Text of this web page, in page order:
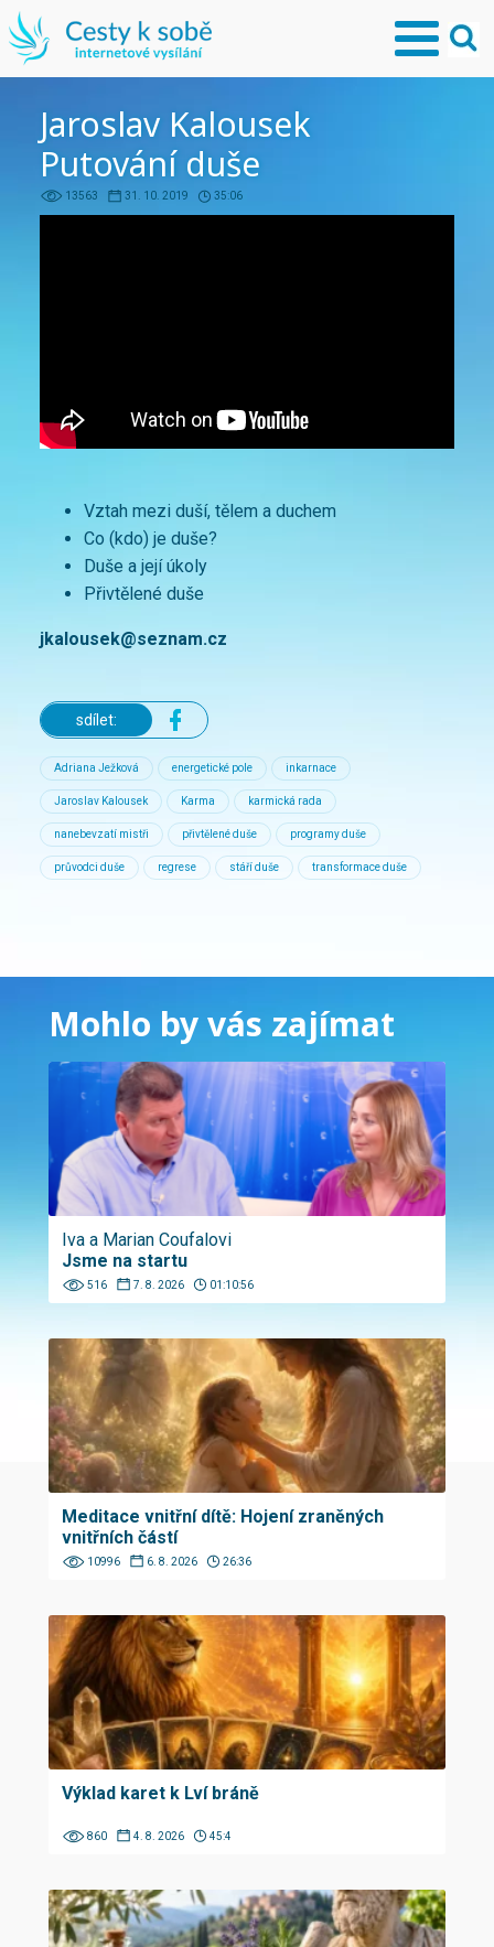
Jaroslav Kalousek
Putování duše
13563 31. 10. 2019 35:06
Vztah mezi duší, tělem a duchem
Co (kdo) je duše?
Duše a její úkoly
Přivtělené duše
jkalousek@seznam.cz
sdílet:
Adriana Ježková energetické pole inkarnace
Jaroslav Kalousek Karma karmická rada
nanebevzatí mistři přivtělené duše programy duše
průvodci duše regrese stáří duše transformace duše
Mohlo by vás zajímat
Iva a Marian Coufalovi
Jsme na startu
516 7. 8. 2026 01:10:56
Meditace vnitřní dítě: Hojení zraněných
vnitřních částí
10996 6. 8. 2026 26:36
Výklad karet k Lví bráně
860 4. 8. 2026 45:4